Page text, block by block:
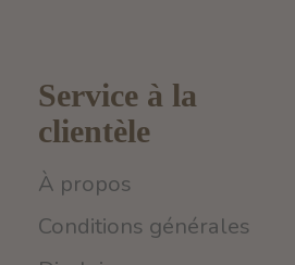
Service à la
clientèle
À propos
Conditions générales